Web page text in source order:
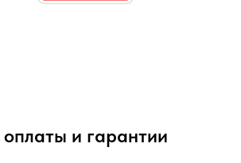
и гарантии